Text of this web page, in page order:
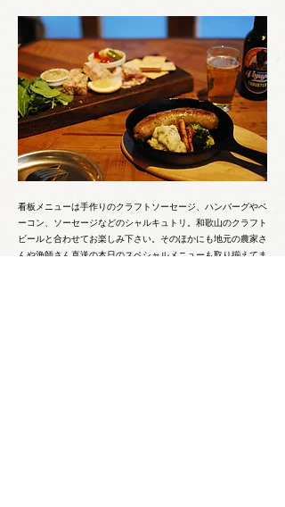
看板メニューは手作りのクラフトソーセージ、ハンバーグやベ
ーコン、ソーセージなどのシャルキュトリ。和歌山のクラフト
ビールと合わせてお楽しみ下さい。そのほかにも地元の農家さ
んや漁師さん直送の本日のスペシャルメニューも取り揃えてま